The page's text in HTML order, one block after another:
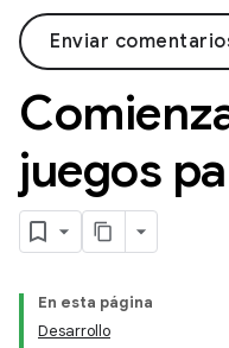
Enviar
juegos
En esta página
Desarrollo